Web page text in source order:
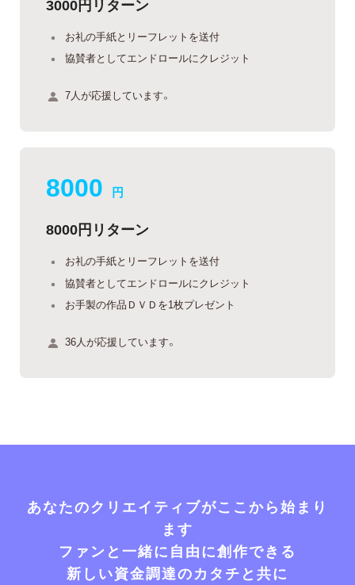
お礼の手紙とリーフレットを送付
協賛者としてエンドロールにクレジット
7人が応援しています。
8000 円
8000円リターン
お礼の手紙とリーフレットを送付
協賛者としてエンドロールにクレジット
お手製の作品ＤＶＤを1枚プレゼント
36人が応援しています。
あなたのクリエイティブがここから始まり
ます
ファンと一緒に自由に創作できる
新しい資金調達のカタチと共に